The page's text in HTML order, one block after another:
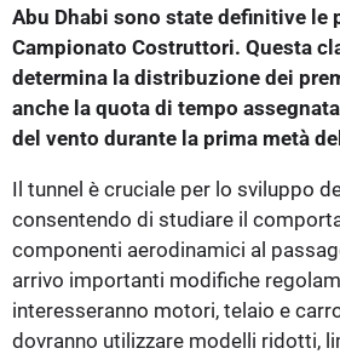
Abu Dhabi sono state definitive le
Campionato Costruttori. Questa
determina la distribuzione dei
anche la quota di tempo
del vento durante la prima metà
Il tunnel è cruciale per lo sviluppo
consentendo di studiare il
componenti aerodinamici al
arrivo importanti modifiche
interesseranno motori, telaio e
dovranno utilizzare modelli ridotti,